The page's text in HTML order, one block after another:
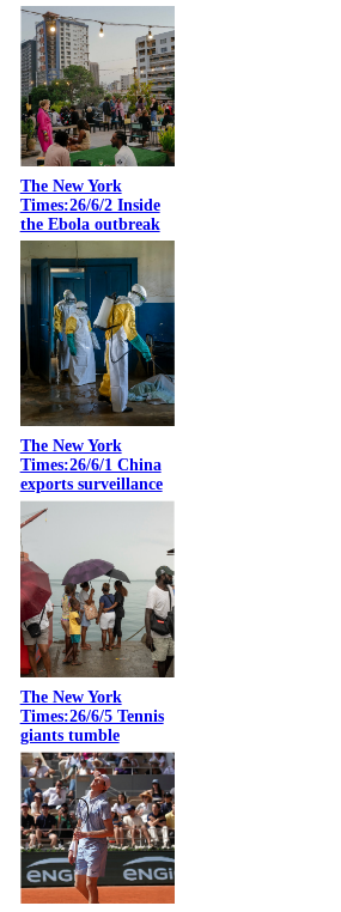
The New York
Times:26/6/2 Inside
the Ebola outbreak
The New York
Times:26/6/1 China
exports surveillance
The New York
Times:26/6/5 Tennis
giants tumble